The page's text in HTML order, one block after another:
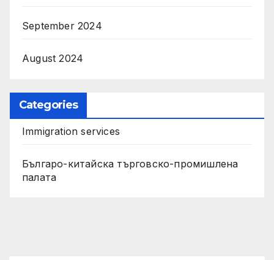
September 2024
August 2024
Categories
Immigration services
Българо-китайска търговско-промишлена
палата